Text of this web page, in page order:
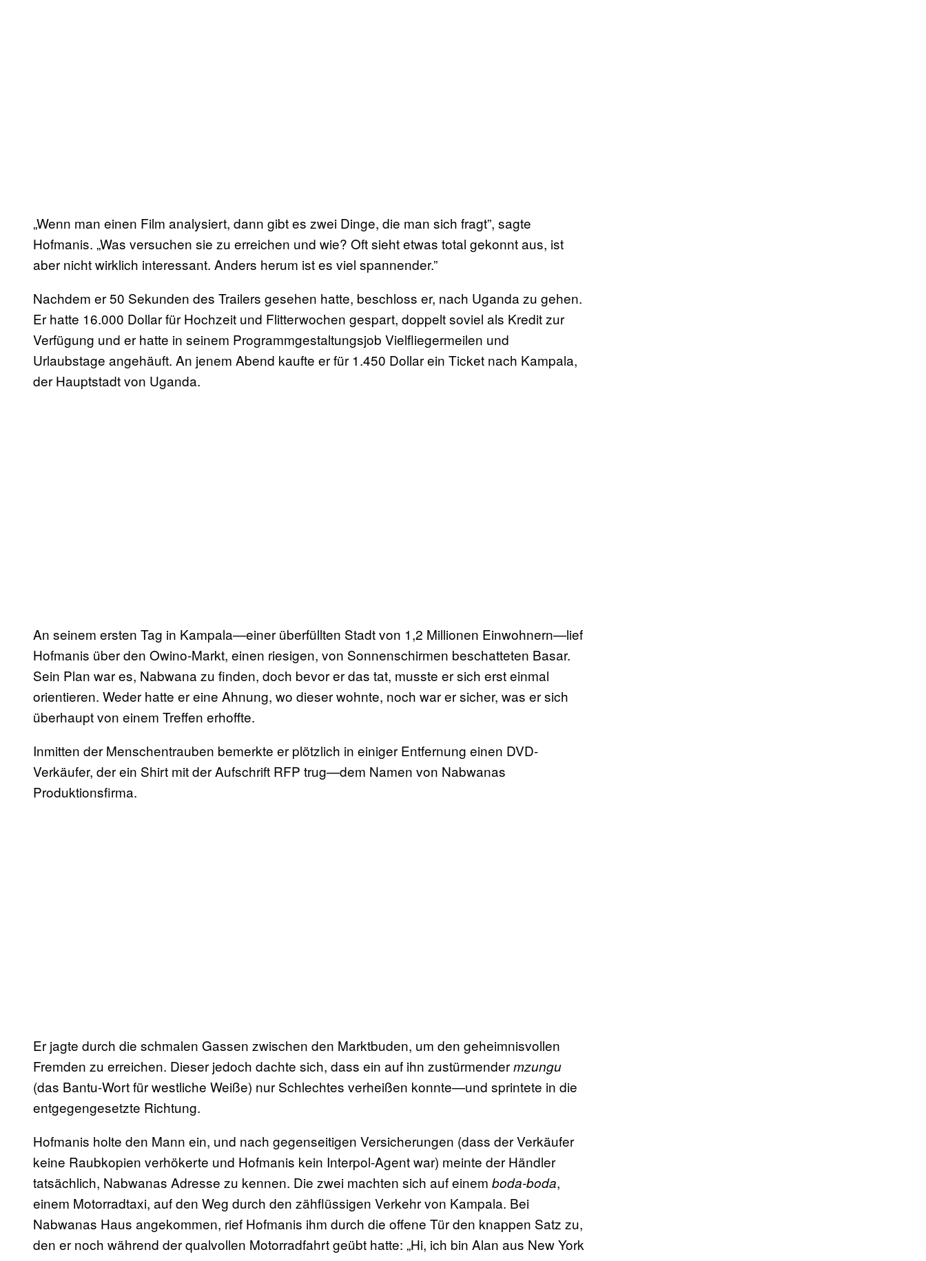
„Wenn man einen Film analysiert, dann gibt es zwei Dinge, die man sich fragt”, sagte
Hofmanis. „Was versuchen sie zu erreichen und wie? Oft sieht etwas total gekonnt aus, ist
aber nicht wirklich interessant. Anders herum ist es viel spannender.”
Nachdem er 50 Sekunden des Trailers gesehen hatte, beschloss er, nach Uganda zu gehen.
Er hatte 16.000 Dollar für Hochzeit und Flitterwochen gespart, doppelt soviel als Kredit zur
Verfügung und er hatte in seinem Programmgestaltungsjob Vielfliegermeilen und
Urlaubstage angehäuft. An jenem Abend kaufte er für 1.450 Dollar ein Ticket nach Kampala,
der Hauptstadt von Uganda.
An seinem ersten Tag in Kampala—einer überfüllten Stadt von 1,2 Millionen Einwohnern—lief
Hofmanis über den Owino-Markt, einen riesigen, von Sonnenschirmen beschatteten Basar.
Sein Plan war es, Nabwana zu finden, doch bevor er das tat, musste er sich erst einmal
orientieren. Weder hatte er eine Ahnung, wo dieser wohnte, noch war er sicher, was er sich
überhaupt von einem Treffen erhoffte.
Inmitten der Menschentrauben bemerkte er plötzlich in einiger Entfernung einen DVD-
Verkäufer, der ein Shirt mit der Aufschrift RFP trug—dem Namen von Nabwanas
Produktionsfirma.
Er jagte durch die schmalen Gassen zwischen den Marktbuden, um den geheimnisvollen
Fremden zu erreichen. Dieser jedoch dachte sich, dass ein auf ihn zustürmendermzungu
(das Bantu-Wort für westliche Weiße) nur Schlechtes verheißen konnte—und sprintete in die
entgegengesetzte Richtung.
Hofmanis holte den Mann ein, und nach gegenseitigen Versicherungen (dass der Verkäufer
keine Raubkopien verhökerte und Hofmanis kein Interpol-Agent war) meinte der Händler
tatsächlich, Nabwanas Adresse zu kennen. Die zwei machten sich auf einem boda-boda,
einem Motorradtaxi, auf den Weg durch den zähflüssigen Verkehr von Kampala. Bei
Nabwanas Haus angekommen, rief Hofmanis ihm durch die offene Tür den knappen Satz zu,
den er noch während der qualvollen Motorradfahrt geübt hatte: „Hi, ich bin Alan aus New York